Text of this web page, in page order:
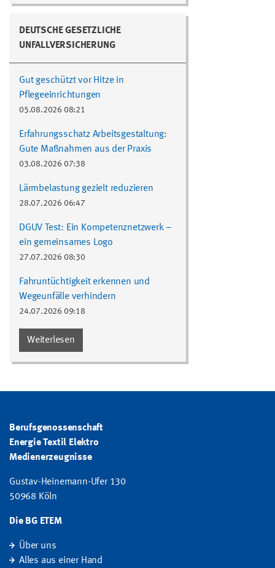
DEUTSCHE GESETZLICHE
UNFALLVERSICHERUNG
Gut geschützt vor Hitze in
Pflegeeinrichtungen
05.08.2026 08:21
Erfahrungsschatz Arbeitsgestaltung:
Gute Maßnahmen aus der Praxis
03.08.2026 07:38
Lärmbelastung gezielt reduzieren
28.07.2026 06:47
DGUV Test: Ein Kompetenznetzwerk –
ein gemeinsames Logo
27.07.2026 08:30
Fahruntüchtigkeit erkennen und
Wegeunfälle verhindern
24.07.2026 09:18
Weiterlesen
Berufsgenossenschaft
Energie Textil Elektro
Medienerzeugnisse
Gustav-Heinemann-Ufer 130
50968 Köln
Die BG ETEM
Über uns
Alles aus einer Hand